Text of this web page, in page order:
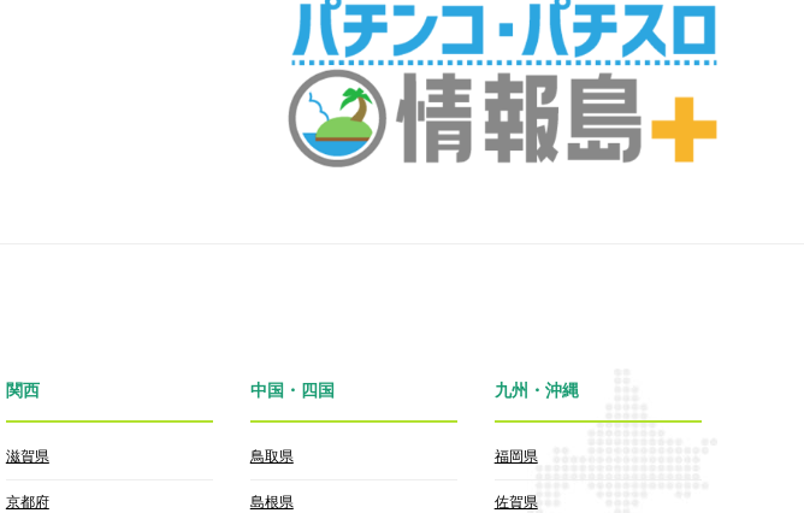
関西
滋賀県
京都府
中国・四国
鳥取県
島根県
九州・沖縄
福岡県
佐賀県